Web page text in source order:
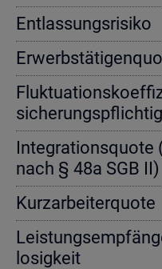
Ent­las­sungs­ri­si­ko
In­te­gra­ti­ons­quo­te
nach § 48a SGB II)
Kurz­ar­bei­ter­quo­te
lo­sig­keit